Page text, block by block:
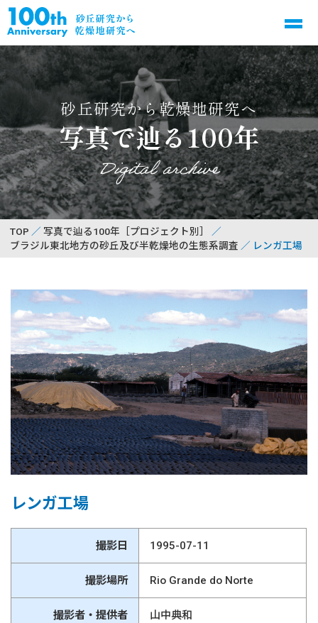
砂丘研究から乾燥地研究へ
写真で辿る100年
Digital archive
TOP
写真で辿る100年［プロジェクト別］
ブラジル東北地方の砂丘及び半乾燥地の生態系調査
レンガ工場
レンガ工場
撮影日 1995-07-11
撮影場所 Rio Grande do Norte
撮影者・提供者 山中典和